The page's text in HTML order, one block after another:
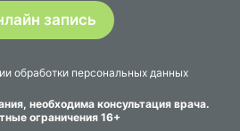
запись
обработки персональных данных
необходима консультация врача.
ограничения 16+